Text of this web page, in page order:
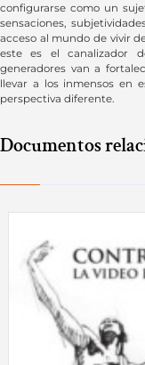
configurarse como un
sensaciones,
acceso al mundo de vivir
este es el canalizador
generadores van a
llevar a los inmensos en
perspectiva diferente.
Documentos